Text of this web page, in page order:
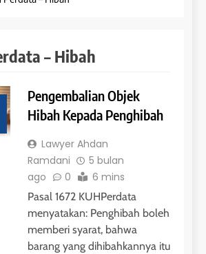
– Hibah
Pengembalian Objek
Hibah Kepada Penghibah
Lawyer Ahdan
Ramdani
5 bulan
ago
0 6 mins
Pasal 1672 KUHPerdata
menyatakan: Penghibah boleh
memberi syarat, bahwa
barang yang dihibahkannya itu